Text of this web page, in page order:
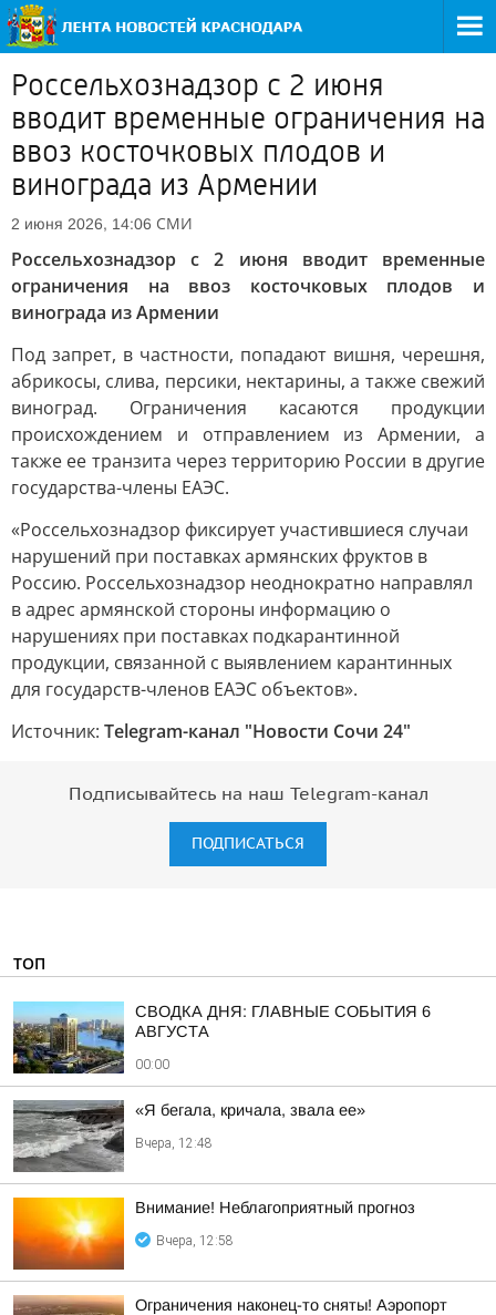
Россельхознадзор с 2 июня
вводит временные ограничения на
ввоз косточковых плодов и
винограда из Армении
2 июня 2026, 14:06 СМИ
Россельхознадзор с 2 июня вводит временные
ограничения на ввоз косточковых плодов и
винограда из Армении
Под запрет, в частности, попадают вишня, черешня,
абрикосы, слива, персики, нектарины, а также свежий
виноград. Ограничения касаются продукции
происхождением и отправлением из Армении, а
также ее транзита через территорию России в другие
государства-члены ЕАЭС.
«Россельхознадзор фиксирует участившиеся случаи
нарушений при поставках армянских фруктов в
Россию. Россельхознадзор неоднократно направлял
в адрес армянской стороны информацию о
нарушениях при поставках подкарантинной
продукции, связанной с выявлением карантинных
для государств-членов ЕАЭС объектов».
Источник: Telegram-канал "Новости Сочи 24"
Подписывайтесь на наш Telegram-канал
ПОДПИСАТЬСЯ
ТОП
СВОДКА ДНЯ: ГЛАВНЫЕ СОБЫТИЯ 6
АВГУСТА
00:00
«Я бегала, кричала, звала ее»
Вчера, 12:48
Внимание! Неблагоприятный прогноз
Вчера, 12:58
Ограничения наконец-то сняты! Аэропорт